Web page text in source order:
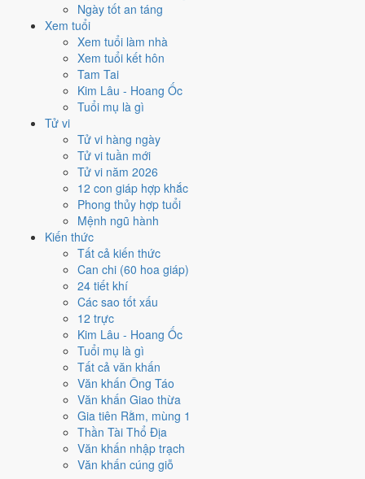
Ngày tốt an táng
Xem tuổi
Xem tuổi làm nhà
Xem tuổi kết hôn
Tam Tai
Kim Lâu - Hoang Ốc
Tuổi mụ là gì
Tử vi
Tử vi hàng ngày
Tử vi tuần mới
Tử vi năm 2026
12 con giáp hợp khắc
Phong thủy hợp tuổi
Mệnh ngũ hành
Kiến thức
Tất cả kiến thức
Can chi (60 hoa giáp)
24 tiết khí
Các sao tốt xấu
12 trực
Kim Lâu - Hoang Ốc
Tuổi mụ là gì
Tất cả văn khấn
Văn khấn Ông Táo
Văn khấn Giao thừa
Gia tiên Rằm, mùng 1
Thần Tài Thổ Địa
Văn khấn nhập trạch
Văn khấn cúng giỗ
12 tháng dương năm 2019 trải trên các tháng âm từ
năm Mậu Tuấtđến
tháng nhuận âmnên âm và dương lệch nhau khá đều suốt 12 tháng.
Năm 2019 có 81 ngày từ mức Tốt trở lên
với 9 ngày. Ít nhất là tháng 9, chỉ 4 ngày, nên tránh xếp việc lớn vào
Các mốc lớn rơi vào:
Lễ Vu Lan 15/8,Tết Trung Thu 13/9
12 tháng theo số ngày tốt, còn lưới ngày của từng tháng nằm ngay
Tháng 11 âm (Giáp Tý)
Tháng 12 âm (Ất Sửu)
Tháng 1 âm (Bính Dần)
Tháng 2 âm (Đinh Mão)
Tháng 3 âm (Mậu Thìn)
Tháng 4 âm (Kỷ Tỵ)